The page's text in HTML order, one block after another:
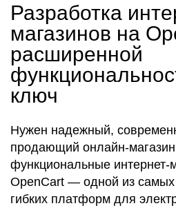
Разработка
магазинов на
расширенной
ключ
Нужен надежный,
продающий онлайн-
функциональные интернет-
OpenCart — одной из
гибких платформ для